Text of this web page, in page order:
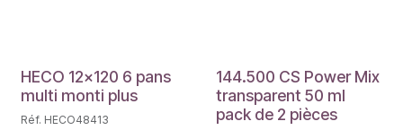
HECO 12x120 6 pans
multi monti plus
Réf. HECO48413
144.500 CS Power Mix
transparent 50 ml
pack de 2 pièces